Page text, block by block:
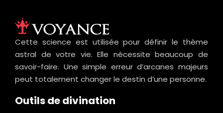
Cette science est utilisée pour définir le thème
astral de votre vie. Elle nécessite beaucoup de
savoir-faire. Une simple erreur d’arcanes majeurs
peut totalement changer le destin d’une personne.
Outils de divination